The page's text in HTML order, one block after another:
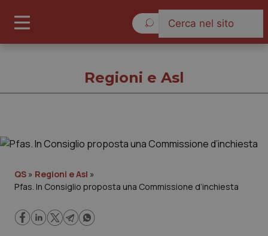
Cronache
Regioni e Asl
QS » Regioni e Asl »
Pfas. In Consiglio proposta una Commissione d’inchiesta